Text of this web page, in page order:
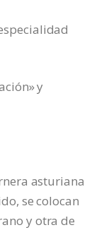
y
asturiana
se colocan
y otra de